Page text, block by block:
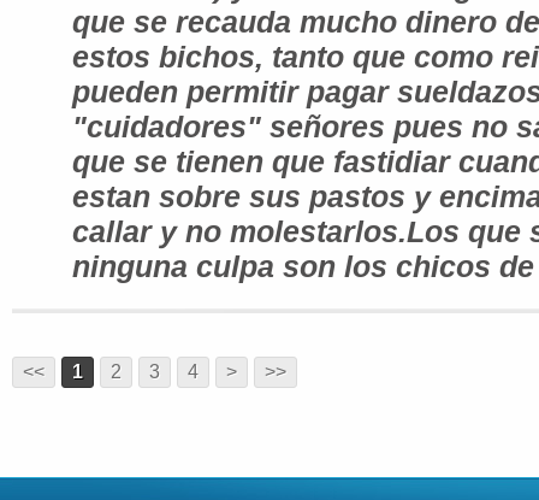
que se recauda mucho dinero
estos bichos, tanto que como
pueden permitir pagar
"cuidadores" señores pues no
que se tienen que fastidiar
estan sobre sus pastos y
callar y no molestarlos.Los que
ninguna culpa son los chicos
<< 1 2 3 4 > >>